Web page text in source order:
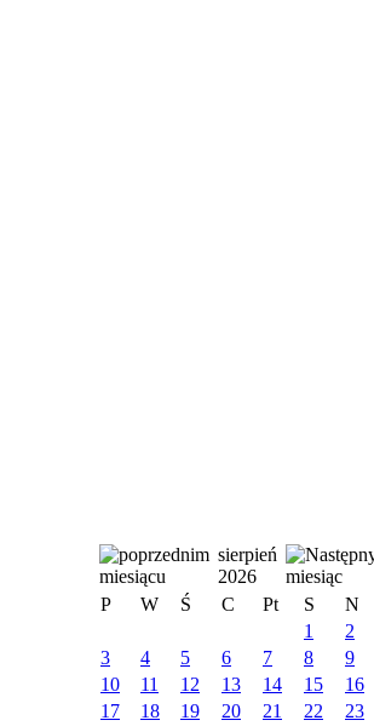
sierpień
2026
P
W Ś C Pt S
N
1
2
3
4 5 6 7 8
9
10
11 12 13 14 15
16
17
18 19 20 21 22
23